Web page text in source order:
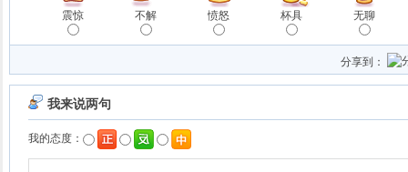
震惊 不解 愤怒 杯具 无聊
分享到：